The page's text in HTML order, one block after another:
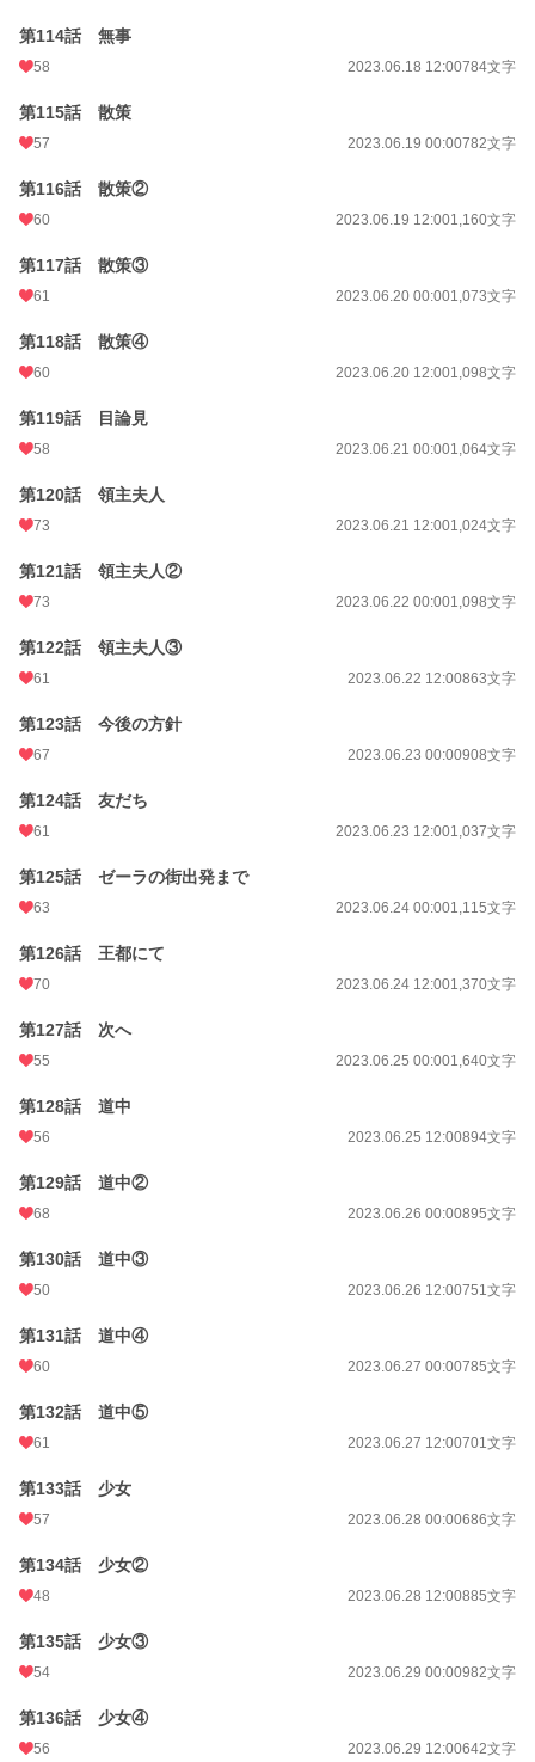
第114話 無事
58 2023.06.18 12:00784文字
第115話 散策
57 2023.06.19 00:00782文字
第116話 散策②
60 2023.06.19 12:001,160文字
第117話 散策③
61 2023.06.20 00:001,073文字
第118話 散策④
60 2023.06.20 12:001,098文字
第119話 目論見
58 2023.06.21 00:001,064文字
第120話 領主夫人
73 2023.06.21 12:001,024文字
第121話 領主夫人②
73 2023.06.22 00:001,098文字
第122話 領主夫人③
61 2023.06.22 12:00863文字
第123話 今後の方針
67 2023.06.23 00:00908文字
第124話 友だち
61 2023.06.23 12:001,037文字
第125話 ゼーラの街出発まで
63 2023.06.24 00:001,115文字
第126話 王都にて
70 2023.06.24 12:001,370文字
第127話 次へ
55 2023.06.25 00:001,640文字
第128話 道中
56 2023.06.25 12:00894文字
第129話 道中②
68 2023.06.26 00:00895文字
第130話 道中③
50 2023.06.26 12:00751文字
第131話 道中④
60 2023.06.27 00:00785文字
第132話 道中⑤
61 2023.06.27 12:00701文字
第133話 少女
57 2023.06.28 00:00686文字
第134話 少女②
48 2023.06.28 12:00885文字
第135話 少女③
54 2023.06.29 00:00982文字
第136話 少女④
56 2023.06.29 12:00642文字